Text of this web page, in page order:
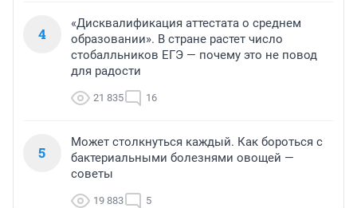
4
«Дисквалификация аттестата о среднем
образовании». В стране растет число
стобалльников ЕГЭ — почему это не повод
для радости
21 835 16
5
Может столкнуться каждый. Как бороться с
бактериальными болезнями овощей —
советы
19 883 5